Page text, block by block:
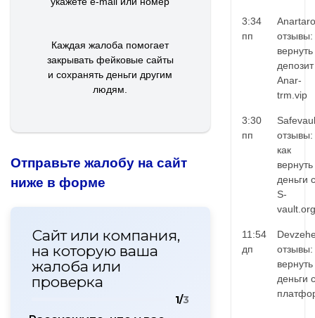
Каждая жалоба помогает
закрывать фейковые сайты
и сохранять деньги другим
людям.
Отправьте жалобу на сайт
ниже в форме
Сайт или компания,
на которую ваша
жалоба или
проверка
1/3
3:34
пп
отзывы:
вернуть
Anar-
trm.vip
3:30
пп
отзывы:
как
вернуть
деньги с
S-
vault.org
11:54
дп
отзывы:
вернуть
деньги с